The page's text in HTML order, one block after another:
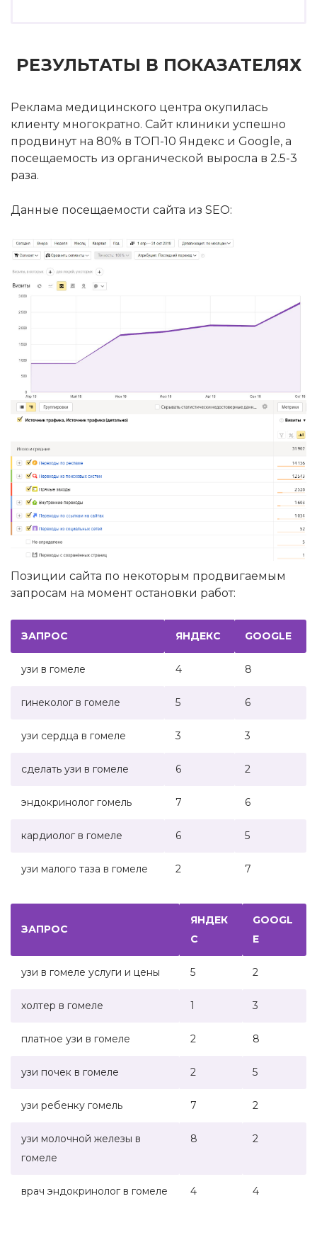
РЕЗУЛЬТАТЫ В ПОКАЗАТЕЛЯХ
Реклама медицинского центра окупилась
клиенту многократно. Сайт клиники успешно
продвинут на 80% в ТОП-10 Яндекс и Google, а
посещаемость из органической выросла в 2.5-3
раза.
Данные посещаемости сайта из SEO:
Позиции сайта по некоторым продвигаемым
запросам на момент остановки работ:
ЗАПРОС ЯНДЕКС GOOGLE
узи в гомеле ‌ ‌ 4 8
гинеколог в гомеле 5 6
‌‌узи сердца в гомеле 3 3
сделать узи в гомеле 6 2
‌эндокринолог гомель 7 6
‌кардиолог в гомеле 6 5
‌узи малого таза в гомеле 2 7
ЗАПРОС
ЯНДЕК
С
GOOGL
E
узи в гомеле услуги и цены 5 2
‌холтер в гомеле 1 3
‌платное узи в гомеле 2 8
‌узи почек в гомеле 2 5
‌узи ребенку гомель 7 2
‌узи молочной железы в
гомеле
8 2
‌врач эндокринолог в гомеле 4 4